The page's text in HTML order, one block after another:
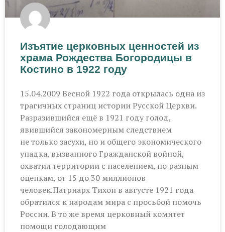
Изъятие церковных ценностей из
храма Рождества Богородицы в
Костино в 1922 году
15.04.2009 Весной 1922 года открылась одна из
трагичных страниц истории Русской Церкви.
Разразившийся ещё в 1921 году голод,
явившийся закономерным следствием
не только засухи, но и общего экономического
упадка, вызванного Гражданской войной,
охватил территории с населением, по разным
оценкам, от 15 до 30 миллионов
человек.Патриарх Тихон в августе 1921 года
обратился к народам мира с просьбой помочь
России. В то же время церковный комитет
помощи голодающим